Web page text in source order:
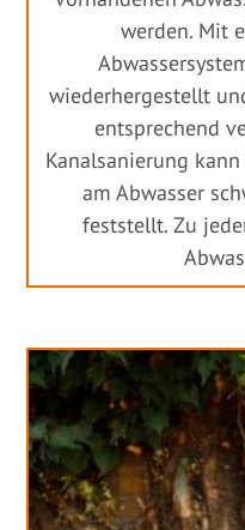
werden. Mit
wiederhergestellt
entsprechend
Kanalsanierung
am Abwasser
feststellt. Zu